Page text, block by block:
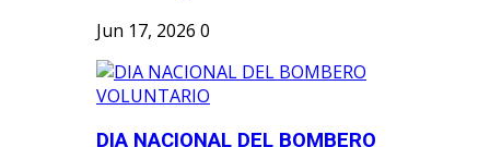
Jun 17, 2026 0
DIA NACIONAL DEL BOMBERO